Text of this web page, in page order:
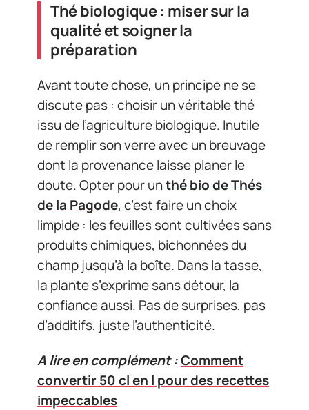
Thé biologique : miser sur la
qualité et soigner la
préparation
Avant toute chose, un principe ne se
discute pas : choisir un véritable thé
issu de l’agriculture biologique. Inutile
de remplir son verre avec un breuvage
dont la provenance laisse planer le
doute. Opter pour unthé bio de Thés
de la Pagode, c’est faire un choix
limpide : les feuilles sont cultivées sans
produits chimiques, bichonnées du
champ jusqu’à la boîte. Dans la tasse,
la plante s’exprime sans détour, la
confiance aussi. Pas de surprises, pas
d’additifs, juste l’authenticité.
A lire en complément :Comment
convertir 50 cl en l pour des recettes
impeccables